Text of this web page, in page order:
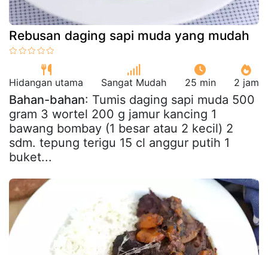
Rebusan daging sapi muda yang mudah
Hidangan utama Sangat Mudah 25 min 2 jam
Bahan-bahan: Tumis daging sapi muda 500
gram 3 wortel 200 g jamur kancing 1
bawang bombay (1 besar atau 2 kecil) 2
sdm. tepung terigu 15 cl anggur putih 1
buket...